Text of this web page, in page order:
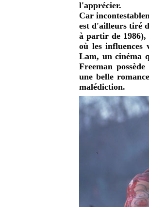
l'apprécier.
Car
est d'ailleurs tiré
à partir de 1986),
où les influences
Lam, un cinéma
Freeman
une belle
malédiction.